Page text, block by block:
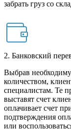
забрать груз со
2. Банковский
Выбрав
количеством,
специалистам. Те
выставят счет
оплачивает счет
подтверждения
или